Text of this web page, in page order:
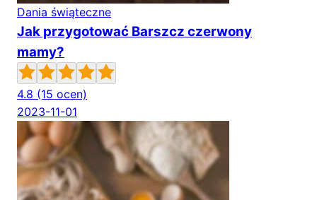
Dania świąteczne
Jak przygotować Barszcz czerwony
mamy?
4.8 (15 ocen)
2023-11-01